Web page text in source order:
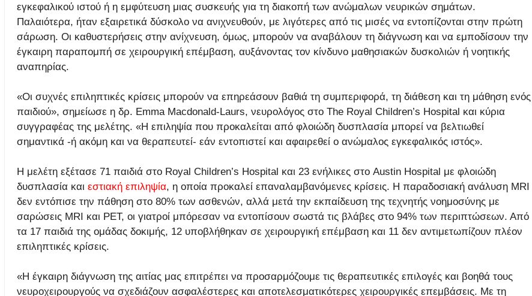
εγκεφαλικού ιστού ή η εμφύτευση μιας συσκευής για τη διακοπή των ανώμαλων νευρικών σημάτων.
Παλαιότερα, ήταν εξαιρετικά δύσκολο να ανιχνευθούν, με λιγότερες από τις μισές να εντοπίζονται στην πρώτη
σάρωση. Οι καθυστερήσεις στην ανίχνευση, όμως, μπορούν να αναβάλουν τη διάγνωση και να εμποδίσουν την
έγκαιρη παραπομπή σε χειρουργική επέμβαση, αυξάνοντας τον κίνδυνο μαθησιακών δυσκολιών ή νοητικής
αναπηρίας.
«Οι συχνές επιληπτικές κρίσεις μπορούν να επηρεάσουν βαθιά τη συμπεριφορά, τη διάθεση και τη μάθηση ενός
παιδιού», σημείωσε η δρ. Emma Macdonald-Laurs, νευρολόγος στο The Royal Children’s Hospital και κύρια
συγγραφέας της μελέτης. «Η επιληψία που προκαλείται από φλοιώδη δυσπλασία μπορεί να βελτιωθεί
σημαντικά -ή ακόμη και να θεραπευτεί- εάν εντοπιστεί και αφαιρεθεί ο ανώμαλος εγκεφαλικός ιστός».
Η μελέτη εξέτασε 71 παιδιά στο Royal Children’s Hospital και 23 ενήλικες στο Austin Hospital με φλοιώδη
δυσπλασία και εστιακή επιληψία, η οποία προκαλεί επαναλαμβανόμενες κρίσεις. Η παραδοσιακή ανάλυση MRI
δεν εντόπισε την πάθηση στο 80% των ασθενών, αλλά μετά την εκπαίδευση της τεχνητής νοημοσύνης με
σαρώσεις MRI και PET, οι γιατροί μπόρεσαν να εντοπίσουν σωστά τις βλάβες στο 94% των περιπτώσεων. Από
τα 17 παιδιά της ομάδας δοκιμής, 12 υποβλήθηκαν σε χειρουργική επέμβαση και 11 δεν αντιμετωπίζουν πλέον
επιληπτικές κρίσεις.
«Η έγκαιρη διάγνωση της αιτίας μας επιτρέπει να προσαρμόζουμε τις θεραπευτικές επιλογές και βοηθά τους
νευροχειρουργούς να σχεδιάζουν ασφαλέστερες και αποτελεσματικότερες χειρουργικές επεμβάσεις. Με τη